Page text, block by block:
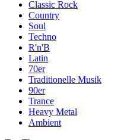
Classic Rock
Country
Soul
Techno
R'n'B
Latin
70er
Traditionelle Musik
90er
Trance
Heavy Metal
Ambient